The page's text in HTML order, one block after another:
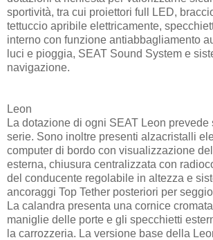
sportività, tra cui proiettori full LED,
tettuccio apribile elettricamente,
interno con funzione antiabbagliamento
luci e pioggia, SEAT Sound System e
navigazione.
Leon
La dotazione di ogni SEAT Leon prevede
serie. Sono inoltre presenti alzacristalli
computer di bordo con visualizzazione
esterna, chiusura centralizzata con
del conducente regolabile in altezza e
ancoraggi Top Tether posteriori per
La calandra presenta una cornice
maniglie delle porte e gli specchietti
la carrozzeria. La versione base della